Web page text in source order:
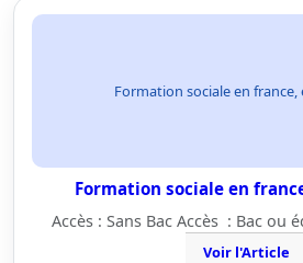
Formation sociale en france,
Formation sociale en
Accès : Sans Bac Accès : Bac ou
Voir l'Article